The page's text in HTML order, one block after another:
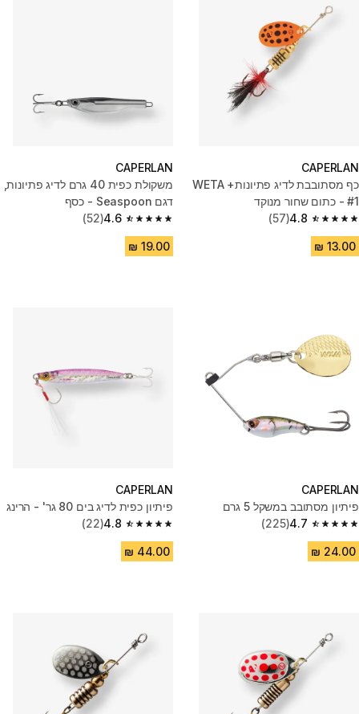
CAPERLAN
כף מסתובבת לדיג פתיונותWETA +
#1 - כתום שחור מנוקד
4.8
4.8 out of 5 stars from 57 reviews
(57)
CAPERLAN
משקולת כפית 40 גרם לדיג פתיונות,
דגם Seaspoon - כסף
4.6
4.6 out of 5 stars from 52 reviews
(52)
CAPERLAN
פיתיון מסתובב במשקל 5 גרם
4.7
4.7 out of 5 stars from 225 reviews
(225)
CAPERLAN
פיתיון כפית לדיג בים 80 גר' - הרינג
4.8
4.8 out of 5 stars from 22 reviews
(22)